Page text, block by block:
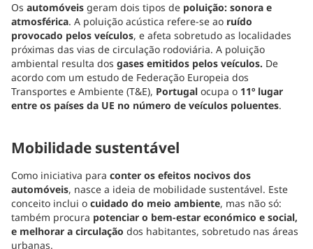
Os automóveis geram dois tipos de poluição: sonora e
atmosférica. A poluição acústica refere-se ao ruído
provocado pelos veículos, e afeta sobretudo as localidades
próximas das vias de circulação rodoviária. A poluição
ambiental resulta dos gases emitidos pelos veículos. De
acordo com um estudo de Federação Europeia dos
Transportes e Ambiente (T&E), Portugal ocupa o 11º lugar
entre os países da UE no número de veículos poluentes.
Mobilidade sustentável
Como iniciativa para conter os efeitos nocivos dos
automóveis, nasce a ideia de mobilidade sustentável. Este
conceito inclui o cuidado do meio ambiente, mas não só:
também procura potenciar o bem-estar económico e social,
e melhorar a circulação dos habitantes, sobretudo nas áreas
urbanas.